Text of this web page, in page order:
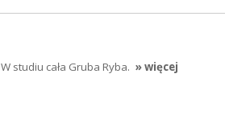
studiu cała Gruba Ryba. » więcej